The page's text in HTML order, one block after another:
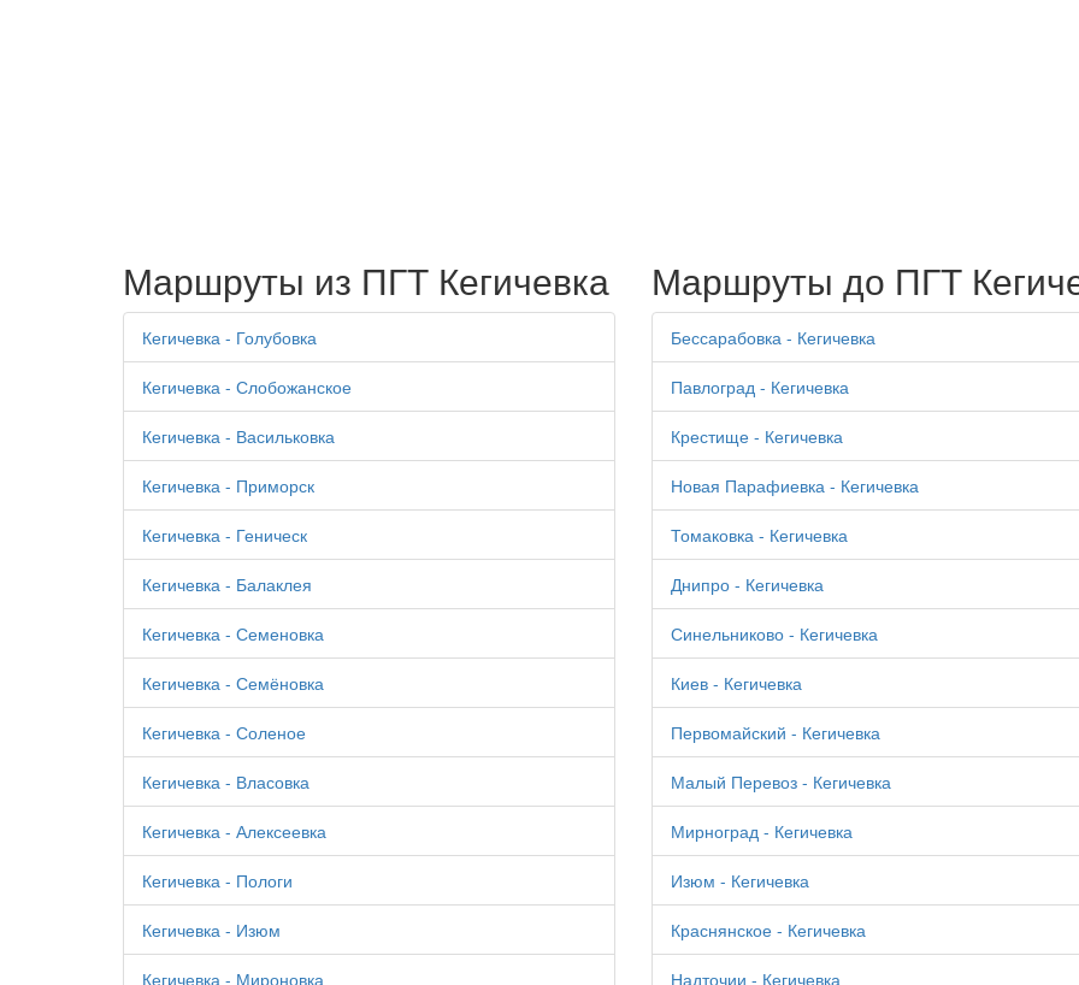
Маршруты из ПГТ Кегичевка
Кегичевка - Голубовка
Кегичевка - Слобожанское
Кегичевка - Васильковка
Кегичевка - Приморск
Кегичевка - Геническ
Кегичевка - Балаклея
Кегичевка - Семеновка
Кегичевка - Семёновка
Кегичевка - Соленое
Кегичевка - Власовка
Кегичевка - Алексеевка
Кегичевка - Пологи
Кегичевка - Изюм
Кегичевка - Мироновка
Маршруты до ПГТ
Бессарабовка - Кегичевка
Павлоград - Кегичевка
Крестище - Кегичевка
Новая Парафиевка - Кегичевка
Томаковка - Кегичевка
Днипро - Кегичевка
Синельниково - Кегичевка
Киев - Кегичевка
Первомайский - Кегичевка
Малый Перевоз - Кегичевка
Мирноград - Кегичевка
Изюм - Кегичевка
Краснянское - Кегичевка
Надточии - Кегичевка